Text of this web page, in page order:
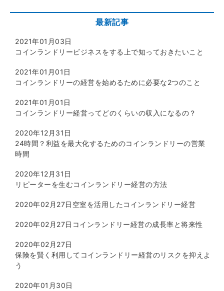
最新記事
2021年01月03日
コインランドリービジネスをする上で知っておきたいこと
2021年01月01日
コインランドリーの経営を始めるために必要な2つのこと
2021年01月01日
コインランドリー経営ってどのくらいの収入になるの？
2020年12月31日
24時間？利益を最大化するためのコインランドリーの営業
時間
2020年12月31日
リピーターを生むコインランドリー経営の方法
2020年02月27日 空室を活用したコインランドリー経営
2020年02月27日 コインランドリー経営の成長率と将来性
2020年02月27日
保険を賢く利用してコインランドリー経営のリスクを抑えよ
う
2020年01月30日